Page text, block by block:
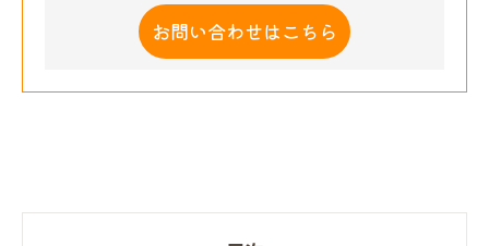
お問い合わせはこちら